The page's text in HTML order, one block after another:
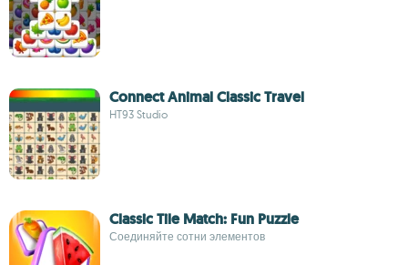
Connect Animal Classic Travel
HT93 Studio
Classic Tile Match: Fun Puzzle
Соединяйте сотни элементов